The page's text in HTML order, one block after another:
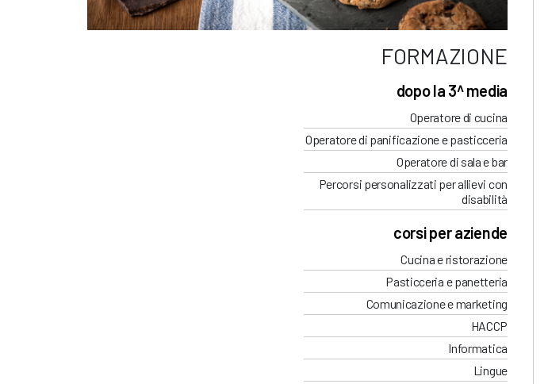
FORMAZIONE
dopo la 3^ media
Operatore di cucina
Operatore di panificazione e pasticceria
Operatore di sala e bar
Percorsi personalizzati per allievi con
disabilità
corsi per aziende
Cucina e ristorazione
Pasticceria e panetteria
Comunicazione e marketing
HACCP
Informatica
Lingue